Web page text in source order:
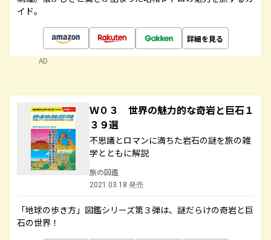
イド。
詳細を見る
AD
Ｗ０３ 世界の魅力的な奇岩と巨石１
３９選
不思議とロマンに満ちた岩石の謎を旅の雑
学とともに解説
旅の図鑑
2021.03.18 発売
「地球の歩き方」図鑑シリーズ第３弾は、謎だらけの奇岩と巨
石の世界！